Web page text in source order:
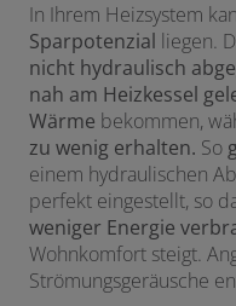
In Ihrem Heizsystem
Sparpotenzial liegen.
nicht hydraulisch
nah am Heizkessel
Wärme bekommen,
zu wenig erhalten. So
einem hydraulischen
perfekt eingestellt, so
weniger Energie
Wohnkomfort steigt.
Strömungsgeräusche